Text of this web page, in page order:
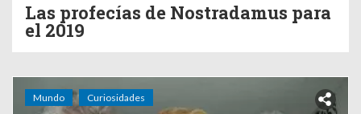
Las profecías de Nostradamus para
el 2019
Mundo Curiosidades